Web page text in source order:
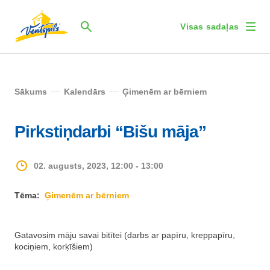
Visas sadaļas
Sākums Kalendārs Ģimenēm ar bērniem
Pirkstiņdarbi “Bišu māja”
02. augusts, 2023, 12:00 - 13:00
Tēma: Ģimenēm ar bērniem
Gatavosim māju savai bitītei (darbs ar papīru, kreppapīru,
kociņiem, korķīšiem)